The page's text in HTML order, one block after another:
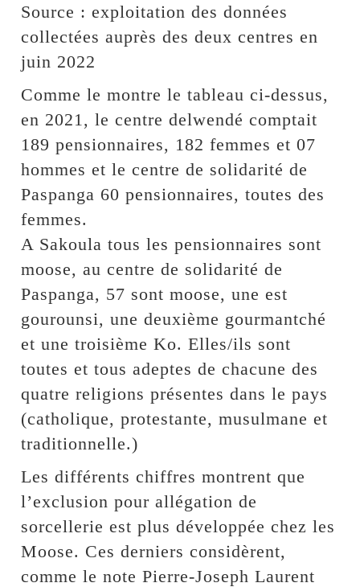
Source : exploitation des données
collectées auprès des deux centres en
juin 2022
Comme le montre le tableau ci-dessus,
en 2021, le centre delwendé comptait
189 pensionnaires, 182 femmes et 07
hommes et le centre de solidarité de
Paspanga 60 pensionnaires, toutes des
femmes.
A Sakoula tous les pensionnaires sont
moose, au centre de solidarité de
Paspanga, 57 sont moose, une est
gourounsi, une deuxième gourmantché
et une troisième Ko. Elles/ils sont
toutes et tous adeptes de chacune des
quatre religions présentes dans le pays
(catholique, protestante, musulmane et
traditionnelle.)
Les différents chiffres montrent que
l’exclusion pour allégation de
sorcellerie est plus développée chez les
Moose. Ces derniers considèrent,
comme le note Pierre-Joseph Laurent